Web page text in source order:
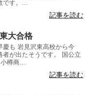
です。...
記事を読む
大合格
慶も 岩見沢東高校から今
者が出たそうです。 国公立
樽商...
記事を読む